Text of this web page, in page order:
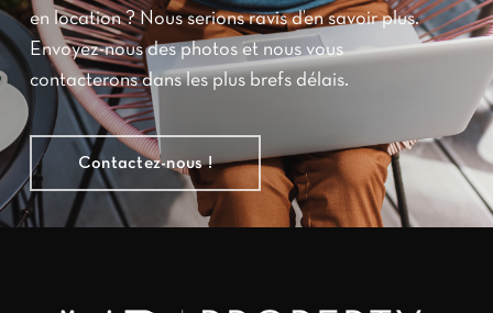
en location ? Nous serions ravis d’en savoir plus.
Envoyez-nous des photos et nous vous
contacterons dans les plus brefs délais.
Contactez-nous !